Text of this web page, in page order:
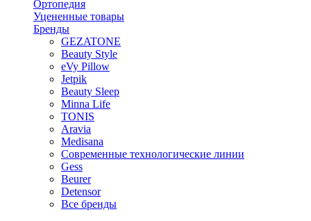
Ортопедия
Уцененные товары
Бренды
GEZATONE
Beauty Style
eVy Pillow
Jetpik
Beauty Sleep
Minna Life
TONIS
Aravia
Medisana
Современные технологические линии
Gess
Beurer
Detensor
Все бренды